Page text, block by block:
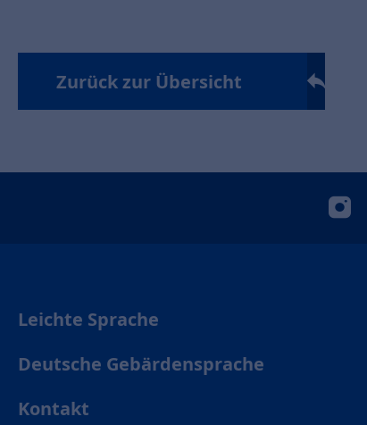
Zurück zur Übersicht
Leichte Sprache
Deutsche Gebärdensprache
Kontakt